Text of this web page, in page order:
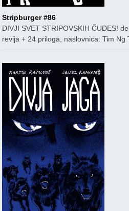
Stripburger #86
DIVJI SVET STRIPOVSKIH ČUDES!
revija + 24 priloga, naslovnica: Tim Ng